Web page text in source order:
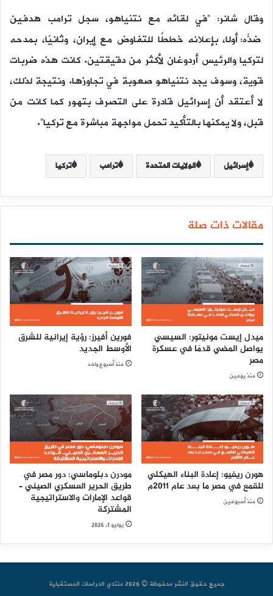
وقال شانر: “في لقائه مع نتنياهو، سجل ترامب هدفين
ضدّه: أولًا، بإعلانه خططًا للتفاوض مع إيران، وثانيًا، بمدحه
لتركيا والرئيس أردوغان لأكثر من دقيقتين. كانت هذه ضربات
قوية، وسوف يجد نتنياهو صعوبة في تجاوزها. ونتيجة لذلك،
لا أعتقد أن إسرائيل قادرة على التصرف بتهور كما كانت من
قبل، ولا يمكنها بالتأكيد تحمل مواجهة مباشرة مع تركيا”.
إسرائيل الولايات المتحدة ترامب تركيا
مقالات ذات صلة
ميدل إيست مونيتور: السيسي
يواصل المضي قدمًا في عسكرة
مصر
منذ يومين
فورين أفيرز: رؤية إيرانية للشرق
الأوسط الجديد
منذ أسبوع واحد
هورن ريفيو: إعادة البناء الهيكلي
للقمع في مصر ما بعد عام 2011م
منذ أسبوعين
مودرن دبلوماسي: دور مصر في
طريق الحرير العسكري الصيني –
قواعد الإمارات والاستراتيجية
المشتركة
يوليو 1, 2026
جميع حقوق النشر محفوظة © 2026 منتدي الدراسات المستقبلية